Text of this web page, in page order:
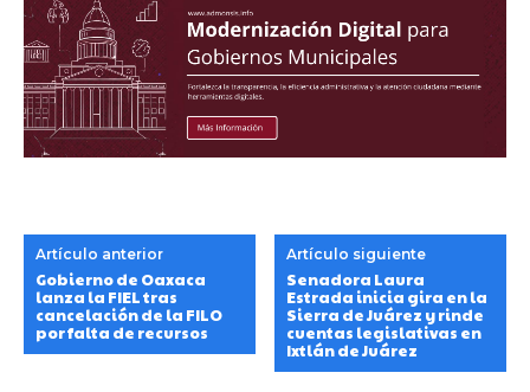
Artículo anterior
Gobierno de Oaxaca
lanza la FIEL tras
cancelación de la FILO
por falta de recursos
Artículo siguiente
Senadora Laura
Estrada inicia gira en la
Sierra de Juárez y rinde
cuentas legislativas en
Ixtlán de Juárez